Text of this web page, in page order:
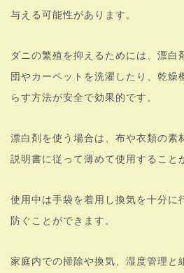
与える可能性があります。
ダニの繁殖を抑えるためには、漂白
団やカーペットを洗濯したり、乾燥
らす方法が安全で効果的です。
漂白剤を使う場合は、布や衣類の素
説明書に従って薄めて使用すること
使用中は手袋を着用し換気を十分に
防ぐことができます。
家庭内での掃除や換気、湿度管理と